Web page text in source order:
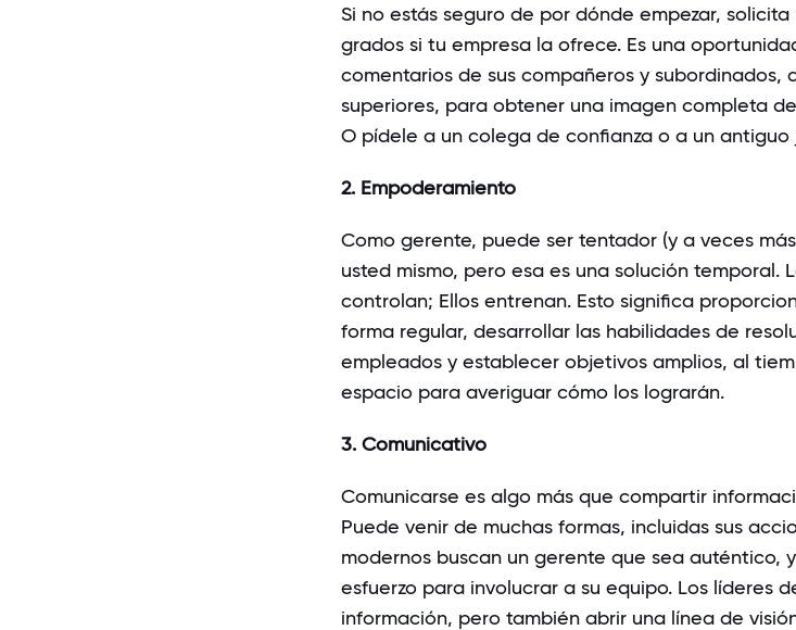
Si no estás seguro de por dónde empezar,
grados si tu empresa la ofrece. Es una
comentarios de sus compañeros y subordinados,
superiores, para obtener una imagen completa
O pídele a un colega de confianza o a un antiguo
2. Empoderamiento
Como gerente, puede ser tentador (y a veces
usted mismo, pero esa es una solución temporal.
controlan; Ellos entrenan. Esto significa
forma regular, desarrollar las habilidades de
empleados y establecer objetivos amplios, al
espacio para averiguar cómo los lograrán.
3. Comunicativo
Comunicarse es algo más que compartir
Puede venir de muchas formas, incluidas sus
modernos buscan un gerente que sea auténtico,
esfuerzo para involucrar a su equipo. Los líderes
información, pero también abrir una línea de